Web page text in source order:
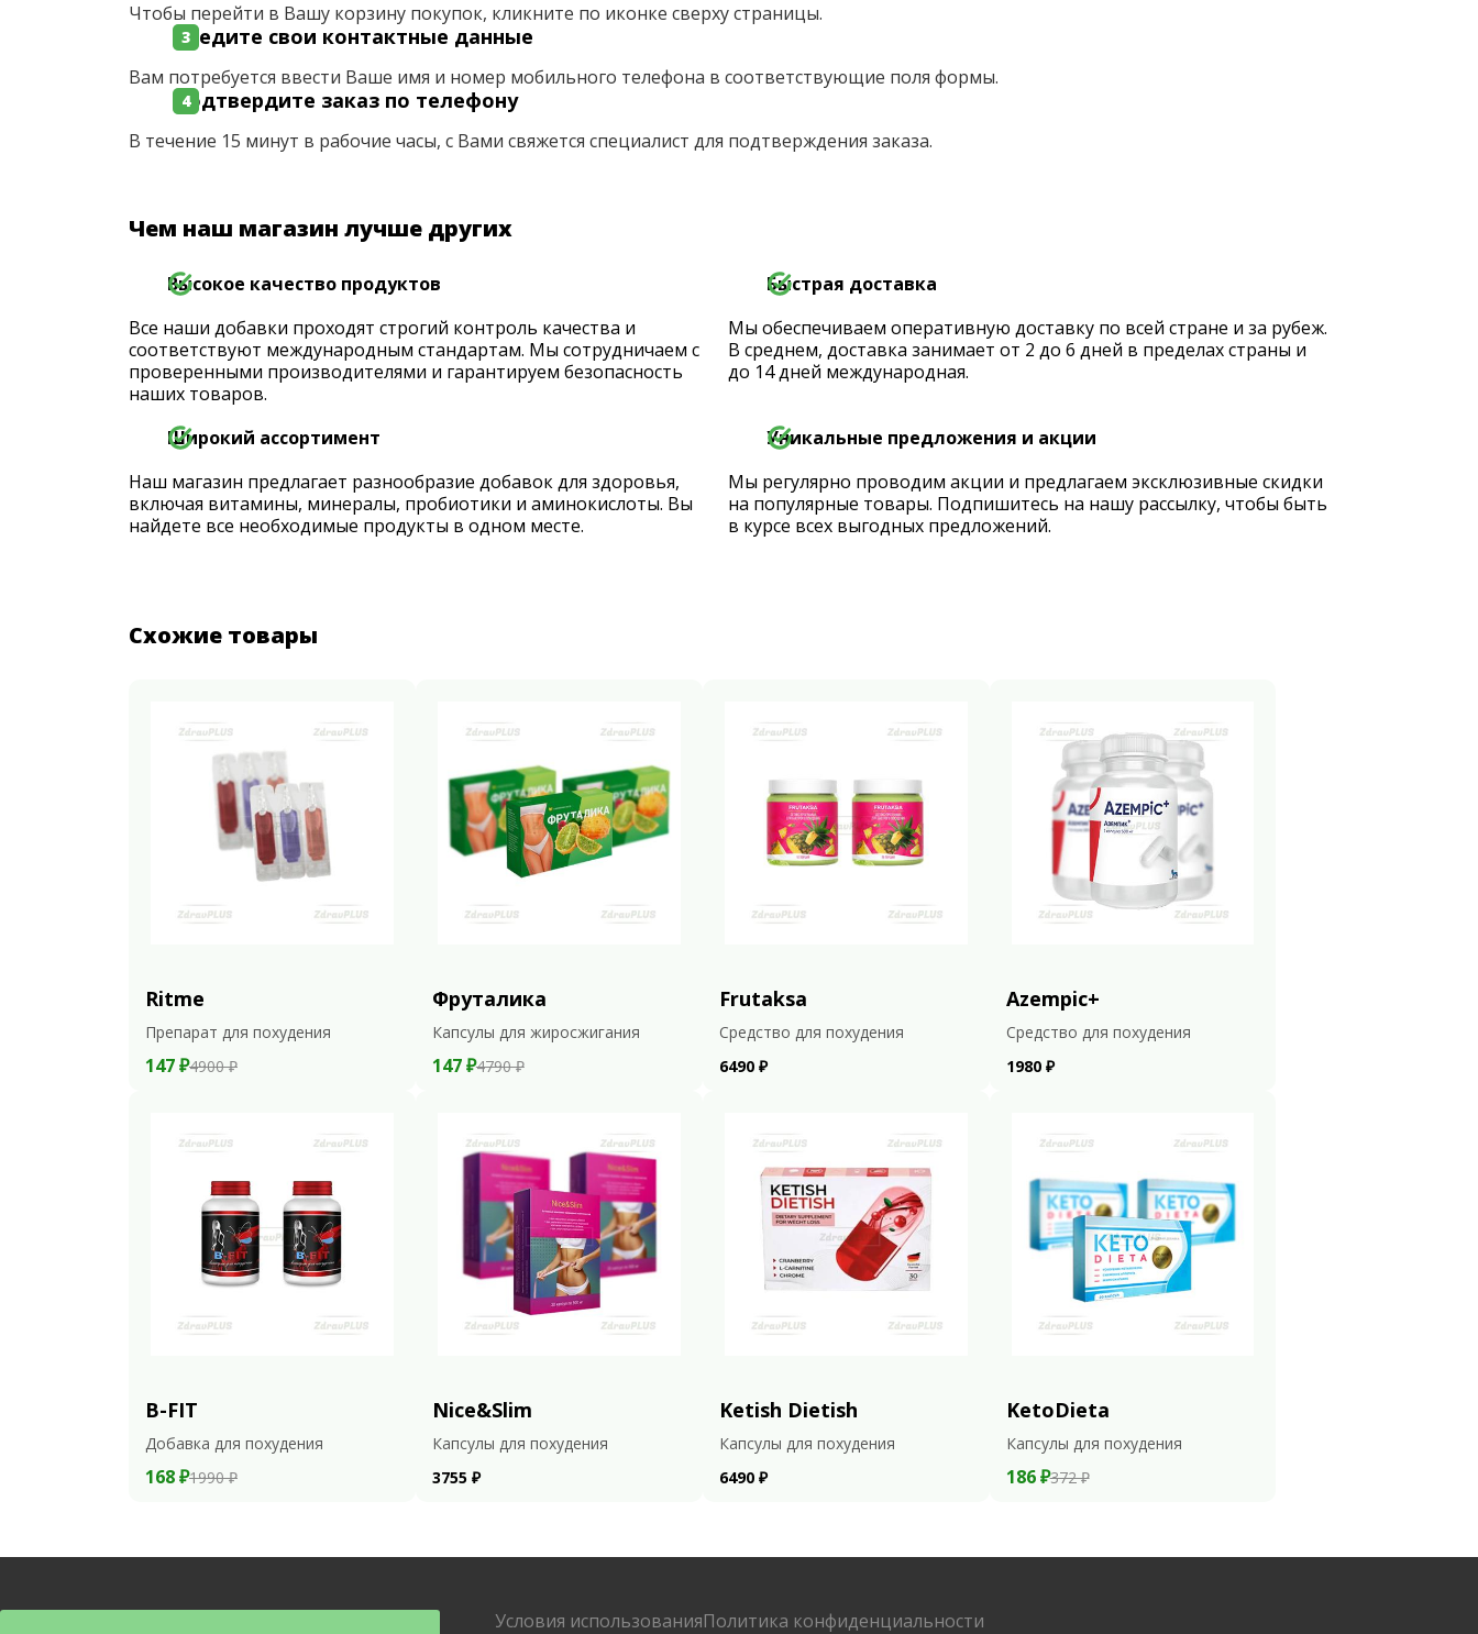
Чтобы перейти в Вашу корзину покупок, кликните по иконке сверху страницы.
Введите свои контактные данные
Вам потребуется ввести Ваше имя и номер мобильного телефона в соответствующие поля формы.
Подтвердите заказ по телефону
В течение 15 минут в рабочие часы, с Вами свяжется специалист для подтверждения заказа.
Чем наш магазин лучше других
Высокое качество продуктов
Все наши добавки проходят строгий контроль качества и
соответствуют международным стандартам. Мы сотрудничаем с
проверенными производителями и гарантируем безопасность
наших товаров.
Быстрая доставка
Мы обеспечиваем оперативную доставку по всей стране и за рубеж.
В среднем, доставка занимает от 2 до 6 дней в пределах страны и
до 14 дней международная.
Широкий ассортимент
Наш магазин предлагает разнообразие добавок для здоровья,
включая витамины, минералы, пробиотики и аминокислоты. Вы
найдете все необходимые продукты в одном месте.
Уникальные предложения и акции
Мы регулярно проводим акции и предлагаем эксклюзивные скидки
на популярные товары. Подпишитесь на нашу рассылку, чтобы быть
в курсе всех выгодных предложений.
Схожие товары
Ritme
Препарат для похудения
147 ₽4900 ₽
Фруталика
Капсулы для жиросжигания
147 ₽4790 ₽
Frutaksa
Средство для похудения
6490 ₽
Azempic+
Средство для похудения
1980 ₽
B-FIT
Добавка для похудения
168 ₽1990 ₽
Nice&Slim
Капсулы для похудения
3755 ₽
Ketish Dietish
Капсулы для похудения
6490 ₽
KetoDieta
Капсулы для похудения
186 ₽372 ₽
Условия использованияПолитика конфиденциальности